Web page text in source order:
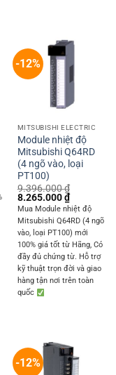
₫.
-12%
MITSUBISHI ELECTRIC
Module nhiệt độ
Mitsubishi Q64RD
(4 ngõ vào, loại
PT100)
9.396.000₫
Original
price
was:
9.396.000 ₫.
8.265.000₫Current
price
is:
8.265.000
Mua Module nhiệt độ
Mitsubishi Q64RD (4 ngõ
vào, loại PT100) mới
100% giá tốt từ Hãng, Có
đầy đủ chứng từ. Hỗ trợ
kỹ thuật trọn đời và giao
hàng tận nơi trên toàn
quốc
-12%